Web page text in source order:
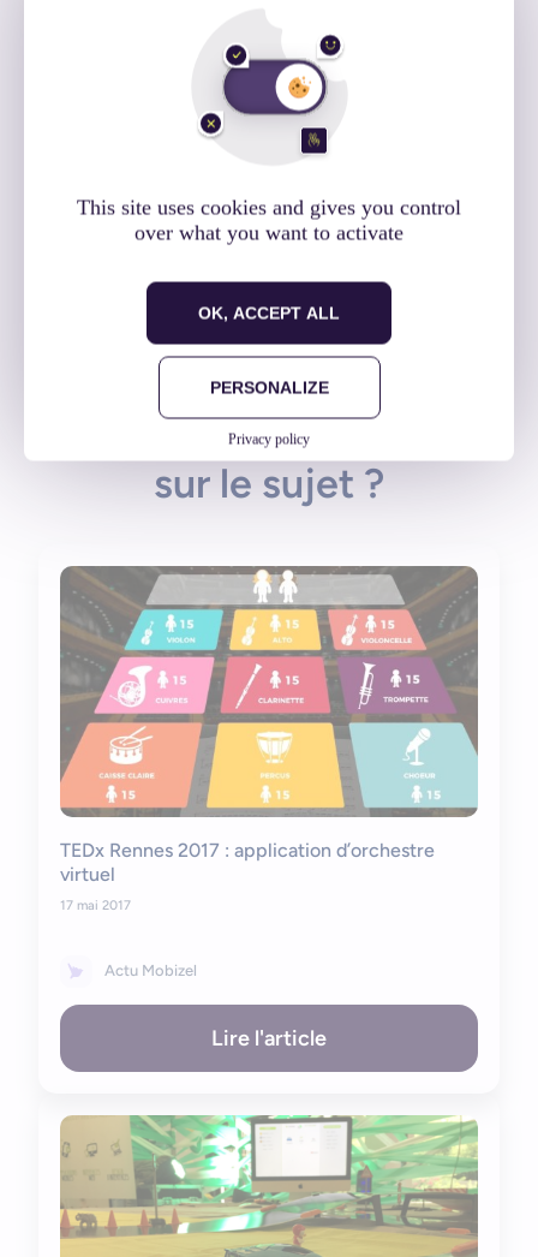
This site uses cookies and gives you control
over what you want to activate
OK, ACCEPT ALL
PERSONALIZE
Privacy policy
Cet article vous a plu ?
Et si vous le partagiez !
Facebook
Twitter
LinkedIn
Envie d'en savoir plus
sur le sujet ?
TEDx Rennes 2017 : application d’orchestre
virtuel
17 mai 2017
Actu Mobizel
Lire l'article